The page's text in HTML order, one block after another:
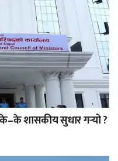
शासकीय सुधार गर्‍यो ?